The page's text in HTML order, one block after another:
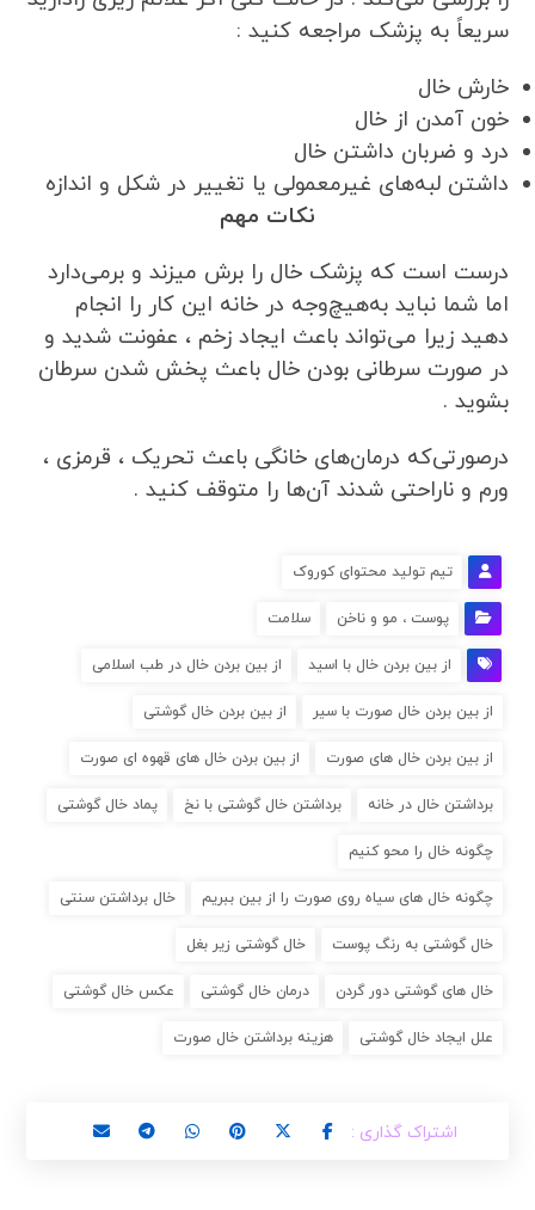
سریعاً به پزشک مراجعه کنید :
خارش خال
خون آمدن از خال
درد و ضربان داشتن خال
داشتن لبه‌های غیرمعمولی یا تغییر در شکل و اندازه
نکات مهم
درست است که پزشک خال را برش میزند و برمی‌دارد
اما شما نباید به‌هیچ‌وجه در خانه این کار را انجام
دهید زیرا می‌تواند باعث ایجاد زخم ، عفونت شدید و
در صورت سرطانی بودن خال باعث پخش شدن سرطان
بشوید .
درصورتی‌که درمان‌های خانگی باعث تحریک ، قرمزی ،
ورم و ناراحتی شدند آن‌ها را متوقف کنید .
تیم تولید محتوای کوروک
پوست ، مو و ناخن سلامت
از بین بردن خال با اسید از بین بردن خال در طب اسلامی
از بین بردن خال صورت با سیر از بین بردن خال گوشتی
از بین بردن خال های صورت از بین بردن خال های قهوه ای صورت
برداشتن خال در خانه برداشتن خال گوشتی با نخ پماد خال گوشتی
چگونه خال را محو کنیم
چگونه خال های سیاه روی صورت را از بین ببریم خال برداشتن سنتی
خال گوشتی به رنگ پوست خال گوشتی زیر بغل
خال های گوشتی دور گردن درمان خال گوشتی عکس خال گوشتی
علل ایجاد خال گوشتی هزینه برداشتن خال صورت